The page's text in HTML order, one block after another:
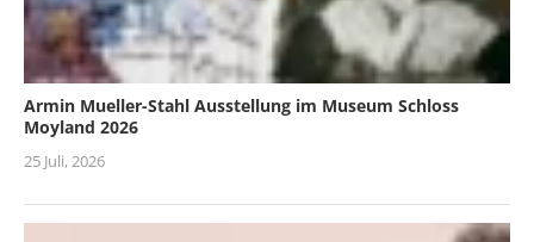
Armin Mueller-Stahl Ausstellung im Museum Schloss
Moyland 2026
25 Juli, 2026